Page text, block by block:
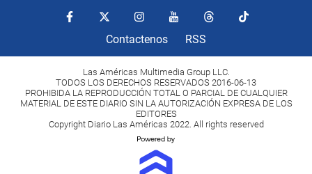
Contactenos RSS
Las Américas Multimedia Group LLC.
TODOS LOS DERECHOS RESERVADOS 2016-06-13
PROHIBIDA LA REPRODUCCIÓN TOTAL O PARCIAL DE CUALQUIER
MATERIAL DE ESTE DIARIO SIN LA AUTORIZACIÓN EXPRESA DE LOS
EDITORES
Copyright Diario Las Américas 2022. All rights reserved